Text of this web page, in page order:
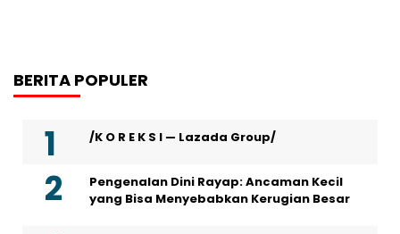
BERITA POPULER
/K O R E K S I — Lazada Group/
Pengenalan Dini Rayap: Ancaman Kecil
yang Bisa Menyebabkan Kerugian Besar